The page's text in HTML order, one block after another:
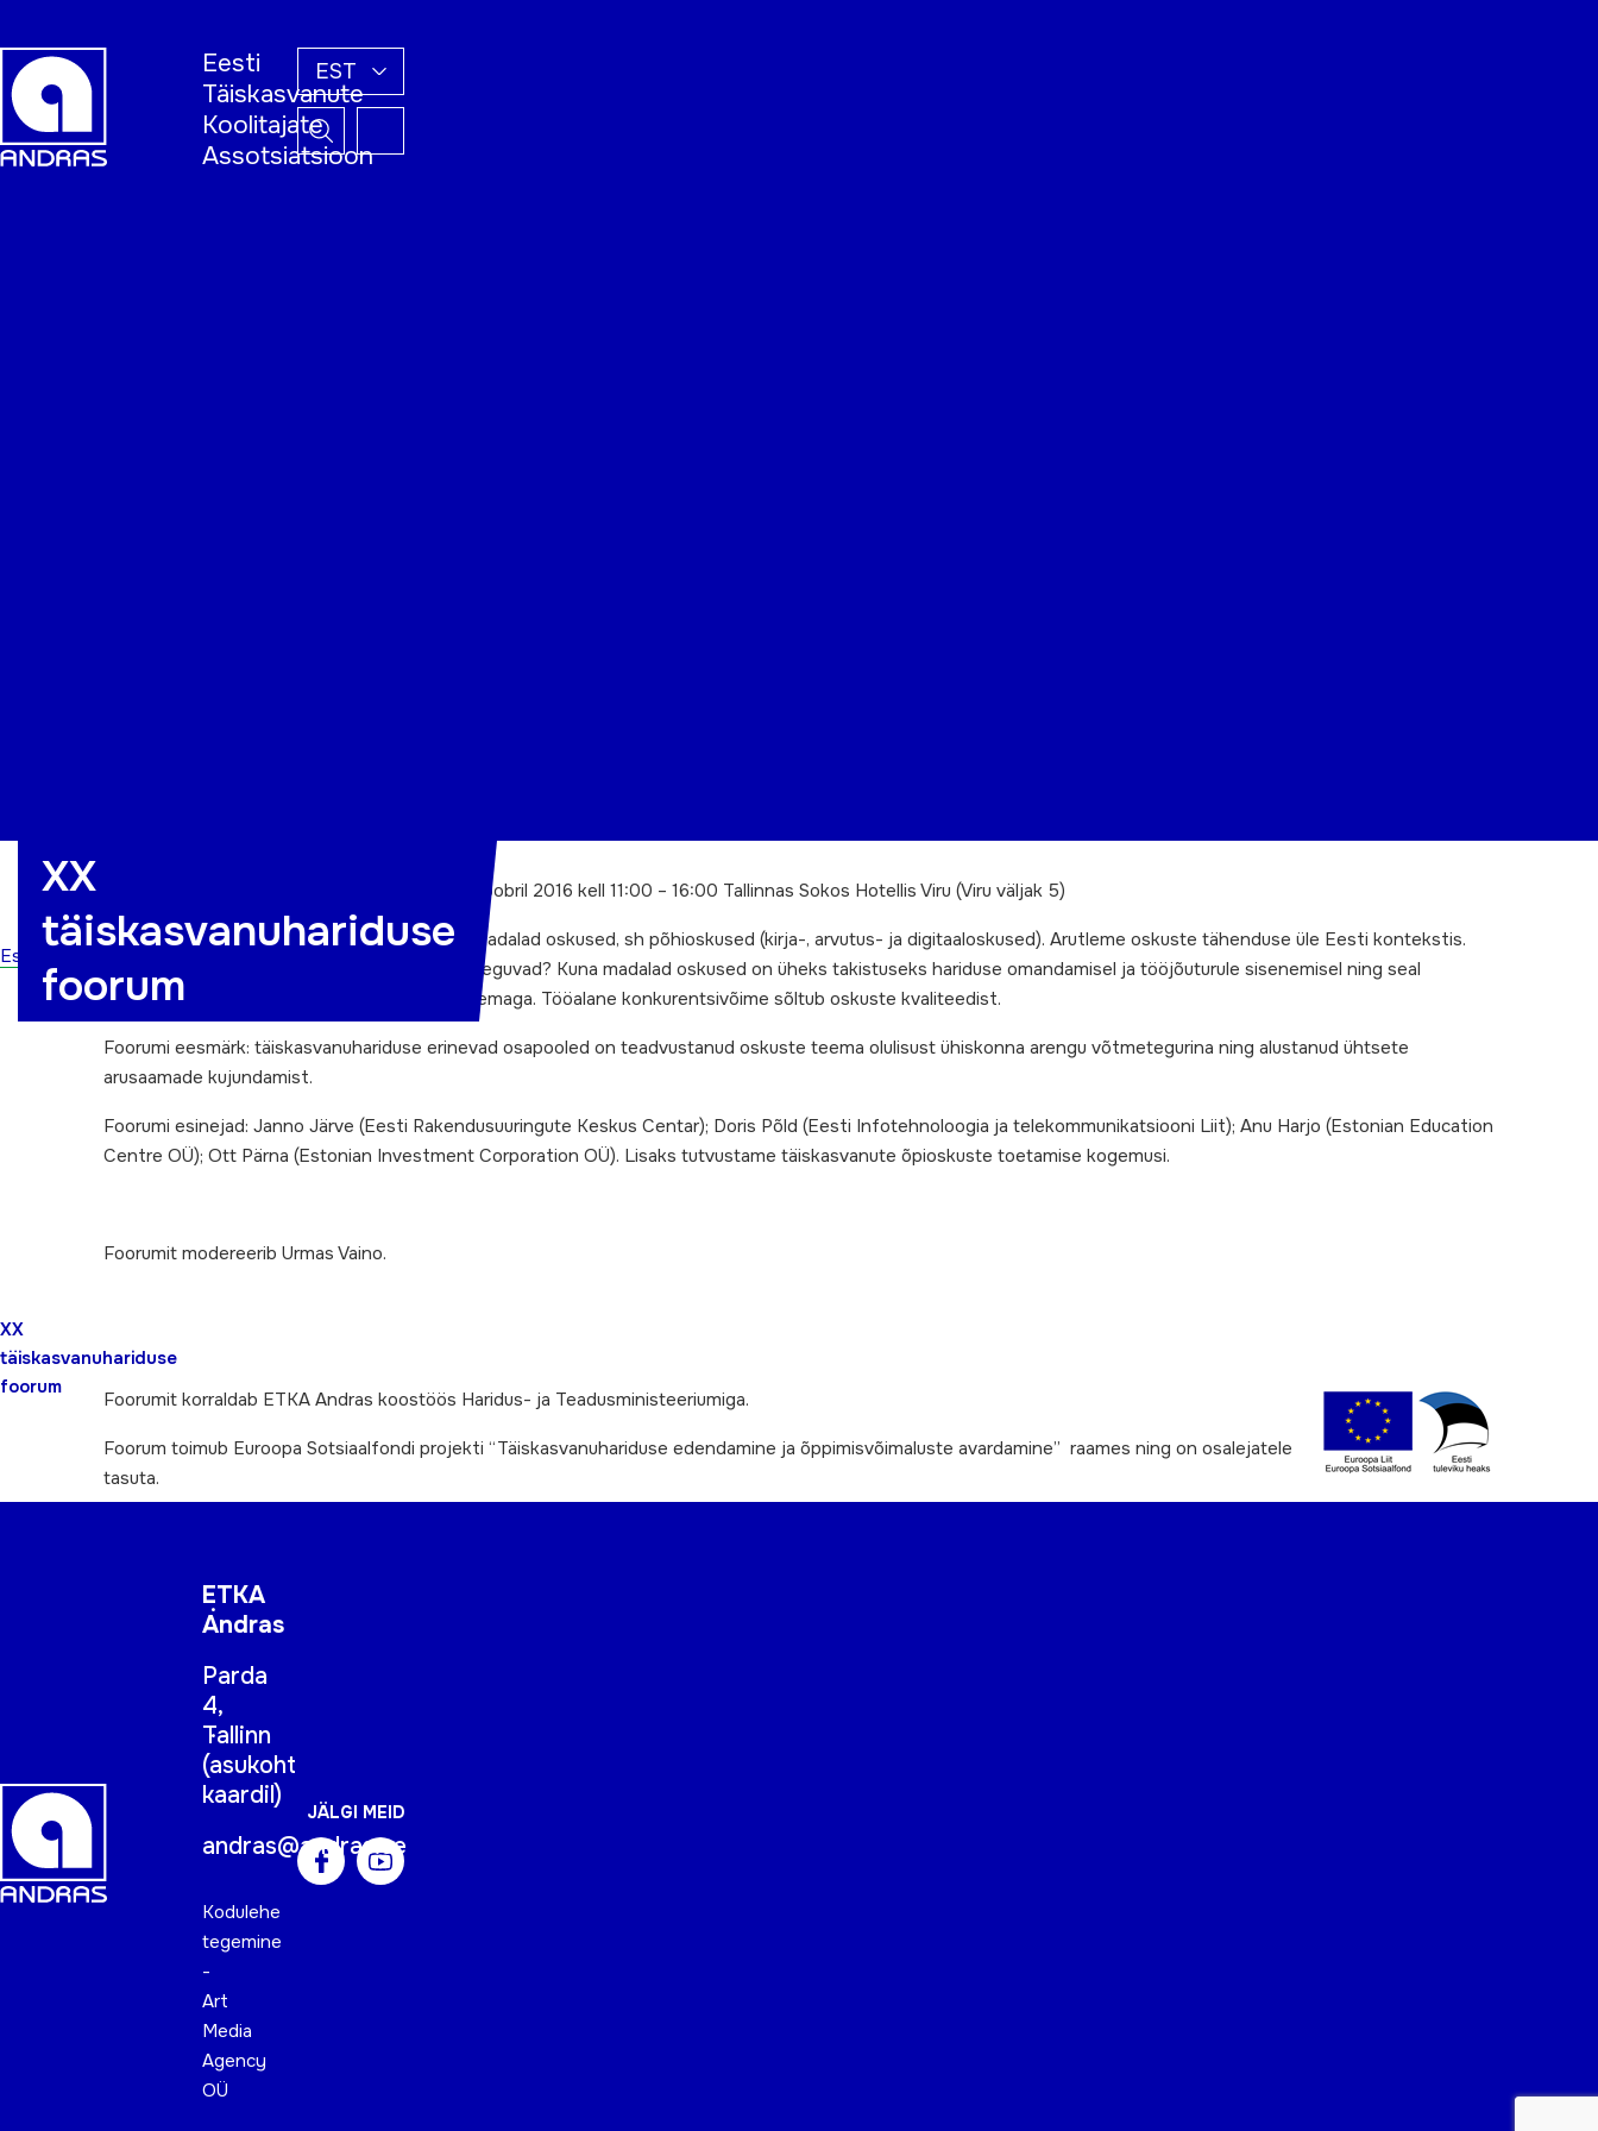
Eesti
Täiskasvanute
Koolitajate
Assotsiatsioon
EST
Esileht
XX
täiskasvanuhariduse
foorum
XX
täiskasvanuhariduse
foorum
toimub 21. oktoobril 2016 kell 11:00 – 16:00 Tallinnas Sokos Hotellis Viru (Viru väljak 5)
Foorumil võtame vaatluse alla täiskasvanute madalad oskused, sh põhioskused (kirja-, arvutus- ja digitaaloskused). Arutleme oskuste tähenduse üle Eesti kontekstis.
Millised on madalad oskused? Millal oskused aeguvad? Kuna madalad oskused on üheks takistuseks hariduse omandamisel ja tööjõuturule sisenemisel ning seal
püsimisel, on tegemist riiklikult prioriteetse teemaga. Tööalane konkurentsivõime sõltub oskuste kvaliteedist.
Foorumi eesmärk: täiskasvanuhariduse erinevad osapooled on teadvustanud oskuste teema olulisust ühiskonna arengu võtmetegurina ning alustanud ühtsete
arusaamade kujundamist.
Foorumi esinejad: Janno Järve (Eesti Rakendusuuringute Keskus Centar); Doris Põld (Eesti Infotehnoloogia ja telekommunikatsiooni Liit); Anu Harjo (Estonian Education
Centre OÜ); Ott Pärna (Estonian Investment Corporation OÜ). Lisaks tutvustame täiskasvanute õpioskuste toetamise kogemusi.
Foorumit modereerib Urmas Vaino.
Foorumit korraldab ETKA Andras koostöös Haridus- ja Teadusministeeriumiga.
Foorum toimub Euroopa Sotsiaalfondi projekti “Täiskasvanuhariduse edendamine ja õppimisvõimaluste avardamine” raames ning on osalejatele
tasuta.
ETKA
Andras
Parda
4,
Tallinn
(asukoht
kaardil)
andras@andras.ee
Kodulehe
tegemine
-
Art
Media
Agency
OÜ
JÄLGI MEID